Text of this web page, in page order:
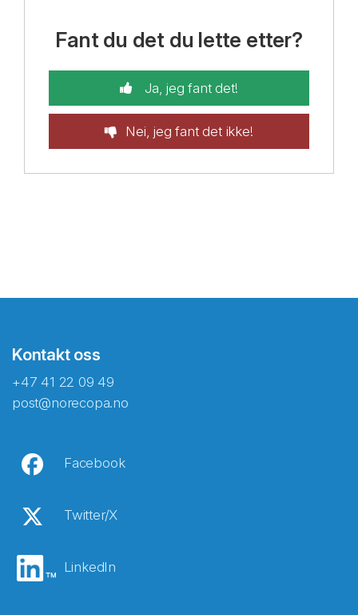
Fant du det du lette etter?
Ja, jeg fant det!
Nei, jeg fant det ikke!
Kontakt oss
+47 41 22 09 49
post@norecopa.no
Facebook
Twitter/X
LinkedIn